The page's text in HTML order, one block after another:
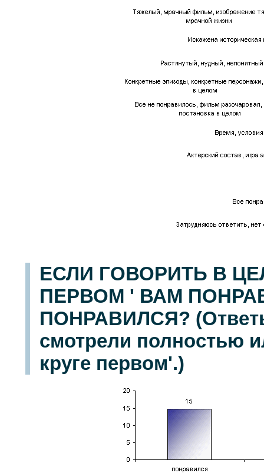
ЕСЛИ ГОВОРИТЬ В
ПЕРВОМ ' ВАМ
ПОНРАВИЛСЯ?
смотрели полностью
круге первом'.)